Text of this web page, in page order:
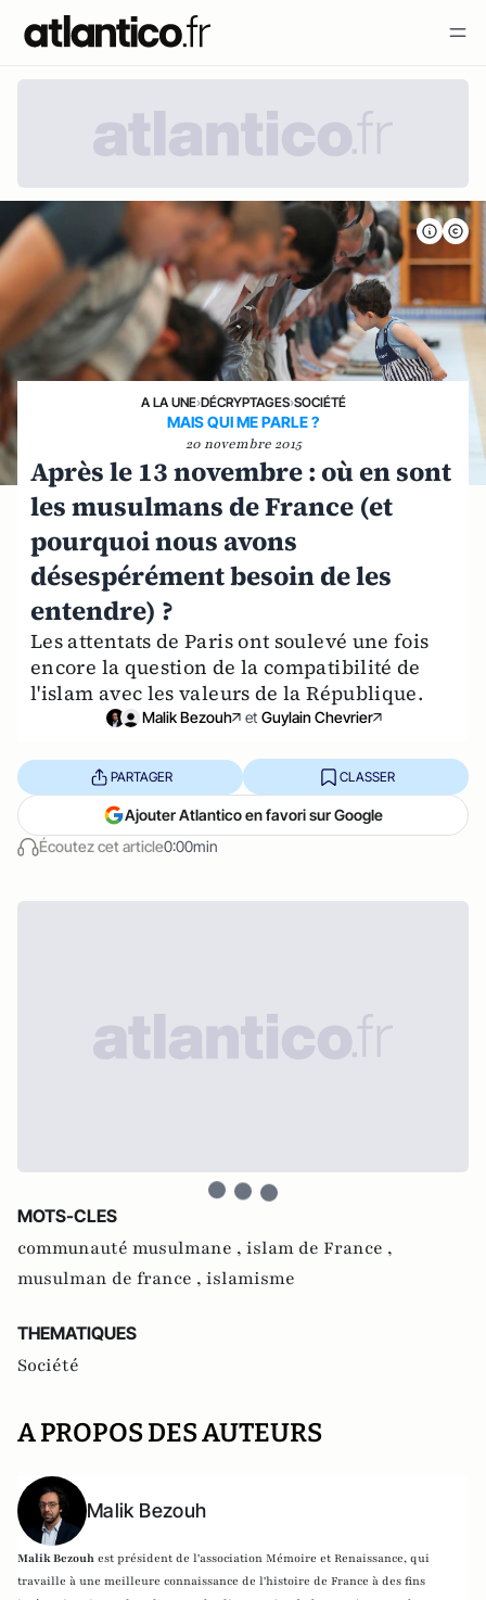
A LA UNE›DÉCRYPTAGES›SOCIÉTÉ
MAIS QUI ME PARLE ?
20 novembre 2015
Après le 13 novembre : où en sont
les musulmans de France (et
pourquoi nous avons
désespérément besoin de les
entendre) ?
Les attentats de Paris ont soulevé une fois
encore la question de la compatibilité de
l'islam avec les valeurs de la République.
Malik Bezouh et Guylain Chevrier
Écoutez cet article0:00min
PARTAGER CLASSER
Ajouter Atlantico en favori sur Google
MOTS-CLES
communauté musulmane , islam de France ,
musulman de france , islamisme
THEMATIQUES
Société
A PROPOS DES AUTEURS
Malik Bezouh
Malik Bezouh est président de l'association Mémoire et Renaissance, qui
travaille à une meilleure connaissance de l'histoire de France à des fins